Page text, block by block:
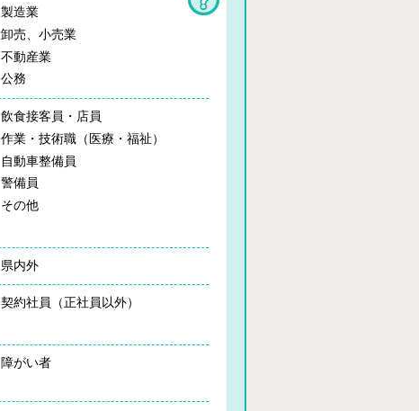
製造業
卸売、小売業
不動産業
公務
飲食接客員・店員
作業・技術職（医療・福祉）
自動車整備員
警備員
その他
県内外
契約社員（正社員以外）
障がい者